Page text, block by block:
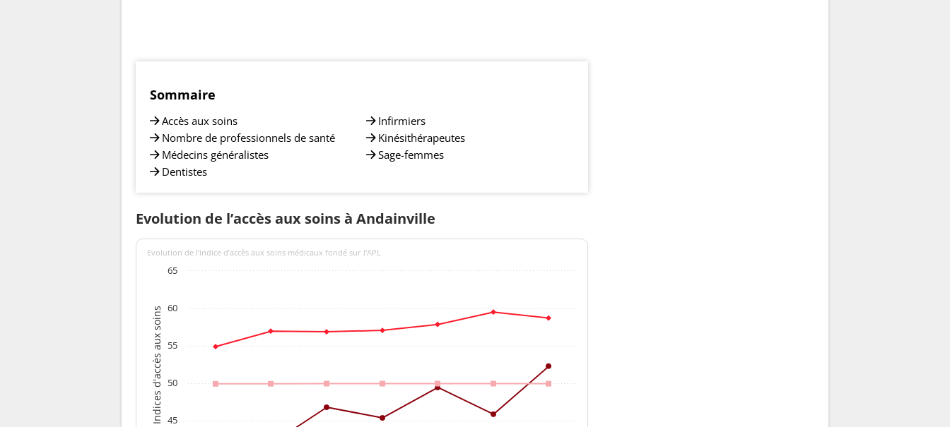
Sommaire
Accès aux soins
Nombre de professionnels de santé
Médecins généralistes
Dentistes
Infirmiers
Kinésithérapeutes
Sage-femmes
Evolution de l’accès aux soins à Andainville
Indices d'accès aux soins
Evolution de l’indice d’accès aux soins médicaux fondé sur l'APL
45
50
55
60
65